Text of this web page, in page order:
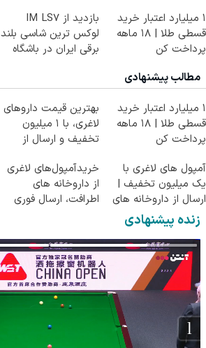
۱ میلیارد اعتبار خرید
قسطی طلا | ۱۸ ماهه
پرداخت کن
بازدید از IM LS7
لوکس ترین شاسی بلند
برقی ایران در باشگاه
مطالب پیشنهادی
۱ میلیارد اعتبار خرید
قسطی طلا | ۱۸ ماهه
پرداخت کن
بهترین قیمت داروهای
لاغری، با ۱ میلیون
تخفیف و ارسال از
آمپول های لاغری با
یک میلیون تخفیف |
ارسال از داروخانه های
معتبر
خریدآمپول‌های لاغری
از داروخانه های
اطرافت، ارسال فوری
زنده پیشنهادی